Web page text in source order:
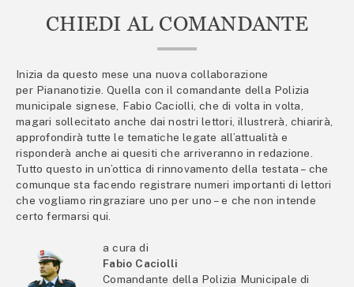
CHIEDI AL COMANDANTE
Inizia da questo mese una nuova collaborazione
per Piananotizie. Quella con il comandante della Polizia
municipale signese, Fabio Caciolli, che di volta in volta,
magari sollecitato anche dai nostri lettori, illustrerà, chiarirà,
approfondirà tutte le tematiche legate all’attualità e
risponderà anche ai quesiti che arriveranno in redazione.
Tutto questo in un’ottica di rinnovamento della testata – che
comunque sta facendo registrare numeri importanti di lettori
che vogliamo ringraziare uno per uno – e che non intende
certo fermarsi qui.
a cura di
Fabio Caciolli
Comandante della Polizia Municipale di